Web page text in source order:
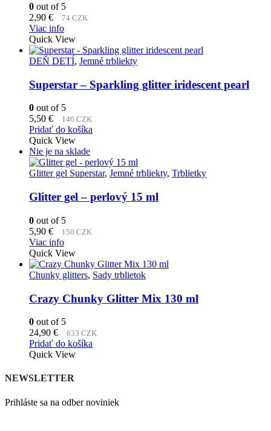
0 out of 5
2,90 € 74 CZK
Viac info
Quick View
DEŇ DETÍ, Jemné trbliekty
Superstar – Sparkling glitter iridescent pearl
0 out of 5
5,50 € 140 CZK
Pridať do košíka
Quick View
Nie je na sklade
Glitter gel Superstar, Jemné trbliekty, Trblietky
Glitter gel – perlový 15 ml
0 out of 5
5,90 € 150 CZK
Viac info
Quick View
Chunky glitters, Sady trblietok
Crazy Chunky Glitter Mix 130 ml
0 out of 5
24,90 € 633 CZK
Pridať do košíka
Quick View
NEWSLETTER
Prihláste sa na odber noviniek